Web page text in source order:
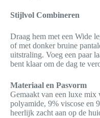
Stijlvol Combineren
Draag hem met een Wide
of met donker bruine
uitstraling. Voeg een paar
bent klaar om de dag te
Materiaal en Pasvorm
Gemaakt van een luxe
polyamide, 9% viscose en
heerlijk zacht aan op de